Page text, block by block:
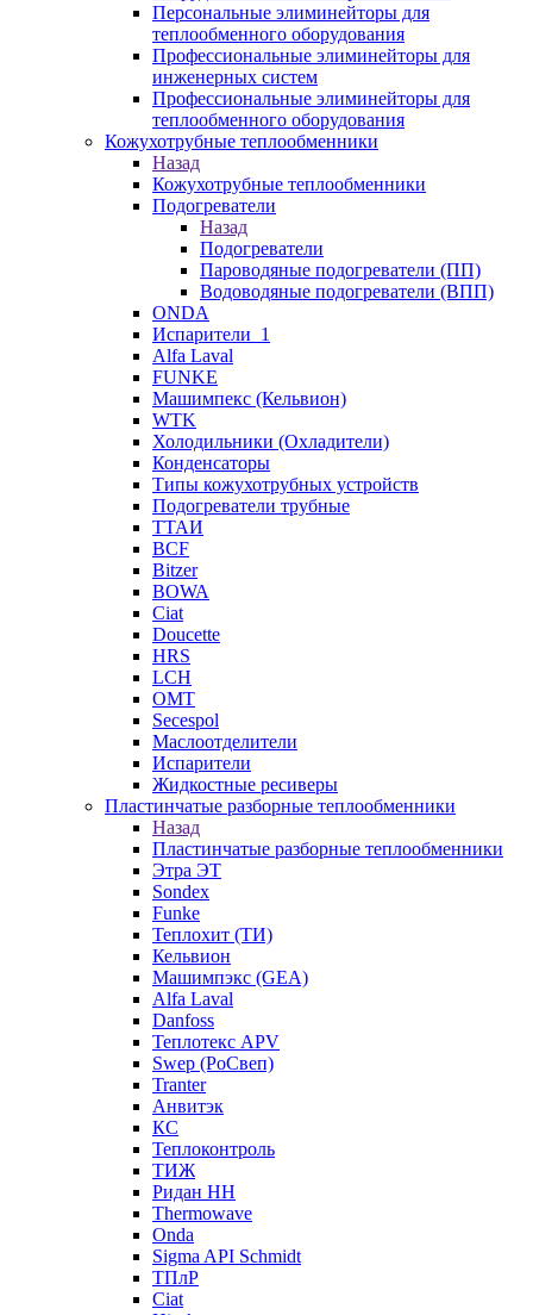
Персональные элиминейторы для
теплообменного оборудования
Профессиональные элиминейторы для
инженерных систем
Профессиональные элиминейторы для
теплообменного оборудования
Кожухотрубные теплообменники
Назад
Кожухотрубные теплообменники
Подогреватели
Назад
Подогреватели
Пароводяные подогреватели (ПП)
Водоводяные подогреватели (ВПП)
ONDA
Испарители_1
Alfa Laval
FUNKE
Машимпекс (Кельвион)
WTK
Холодильники (Охладители)
Конденсаторы
Типы кожухотрубных устройств
Подогреватели трубные
ТТАИ
BCF
Bitzer
BOWA
Ciat
Doucette
HRS
LCH
OMT
Secespol
Маслоотделители
Испарители
Жидкостные ресиверы
Пластинчатые разборные теплообменники
Назад
Пластинчатые разборные теплообменники
Этра ЭТ
Sondex
Funke
Теплохит (ТИ)
Кельвион
Машимпэкс (GEA)
Alfa Laval
Danfoss
Теплотекс APV
Swep (РоСвеп)
Tranter
Анвитэк
КС
Теплоконтроль
ТИЖ
Ридан НН
Thermowave
Onda
Sigma API Schmidt
ТПлР
Ciat